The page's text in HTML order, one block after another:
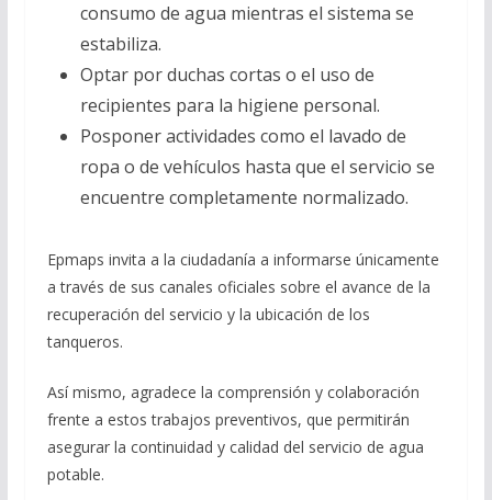
consumo de agua mientras el sistema se
estabiliza.
Optar por duchas cortas o el uso de
recipientes para la higiene personal.
Posponer actividades como el lavado de
ropa o de vehículos hasta que el servicio se
encuentre completamente normalizado.
Epmaps invita a la ciudadanía a informarse únicamente
a través de sus canales oficiales sobre el avance de la
recuperación del servicio y la ubicación de los
tanqueros.
Así mismo, agradece la comprensión y colaboración
frente a estos trabajos preventivos, que permitirán
asegurar la continuidad y calidad del servicio de agua
potable.